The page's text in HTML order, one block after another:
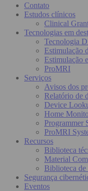
Contato
Estudos clínicos
Clinical
Tecnologias em
Tecnologia
Estimulação
Estimulação
ProMRI
Serviços
Avisos dos
Relatório de
Device
Home
Programmer
ProMRI
Recursos
Biblioteca
Material
Biblioteca de
Segurança
Eventos